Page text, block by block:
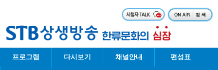
프로그램 다시보기 채널안내 편성표